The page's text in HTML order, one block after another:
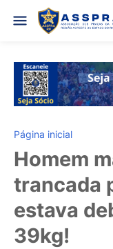
Página inicial
Homem
trancada
estava
39kg!